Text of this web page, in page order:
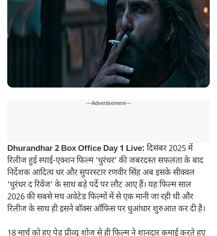
---Advertisement---
Dhurandhar 2 Box Office Day 1 Live: दिसंबर 2025 में
रिलीज हुई स्पाई-एक्शन फिल्म ‘धुरंधर’ की जबरदस्त सफलता के बाद
निर्देशक आदित्य धर और सुपरस्टार रणवीर सिंह अब इसके सीक्वल
‘धुरंधर द रिवेंज’ के साथ बड़े पर्दे पर लौट आए हैं। यह फिल्म साल
2026 की सबसे मच अवेटेड फिल्मों में से एक मानी जा रही थी और
रिलीज के साथ ही इसने बॉक्स ऑफिस पर धुआंधार शुरुआत कर दी है।
18 मार्च को हुए पेड प्रीव्यू शोज से ही फिल्म ने शानदार कमाई करते हुए